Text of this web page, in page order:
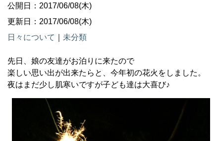
公開日：2017/06/08(木)
更新日：2017/06/08(木)
日々について
未分類
先日、娘の友達がお泊りに来たので
楽しい思い出が出来たらと、今年初の花火をしました。
夜はまだ少し肌寒いですが子ども達は大喜び♪